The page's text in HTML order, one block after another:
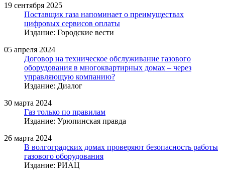
19 сентября 2025
Поставщик газа напоминает о преимуществах
цифровых сервисов оплаты
Издание: Городские вести
05 апреля 2024
Договор на техническое обслуживание газового
оборудования в многоквартирных домах – через
управляющую компанию?
Издание: Диалог
30 марта 2024
Газ только по правилам
Издание: Урюпинская правда
26 марта 2024
В волгоградских домах проверяют безопасность работы
газового оборудования
Издание: РИАЦ